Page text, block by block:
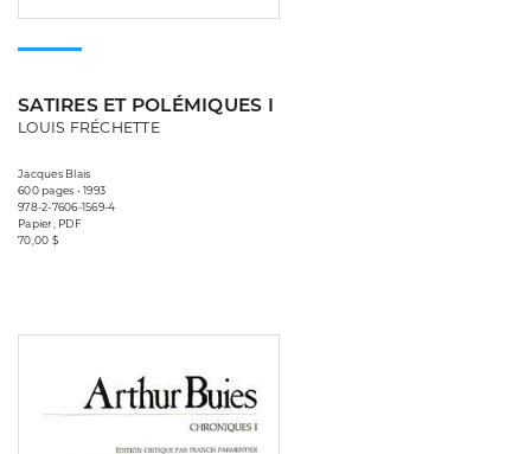
SATIRES ET POLÉMIQUES I
LOUIS FRÉCHETTE
Jacques Blais
600 pages • 1993
978-2-7606-1569-4
Papier, PDF
70,00 $